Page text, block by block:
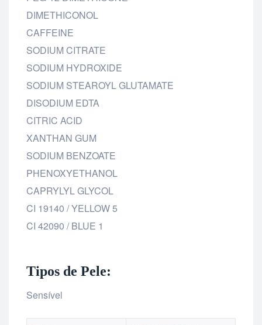
DIMETHICONOL
CAFFEINE
SODIUM CITRATE
SODIUM HYDROXIDE
SODIUM STEAROYL GLUTAMATE
DISODIUM EDTA
CITRIC ACID
XANTHAN GUM
SODIUM BENZOATE
PHENOXYETHANOL
CAPRYLYL GLYCOL
CI 19140 / YELLOW 5
CI 42090 / BLUE 1
Tipos de Pele:
Sensível